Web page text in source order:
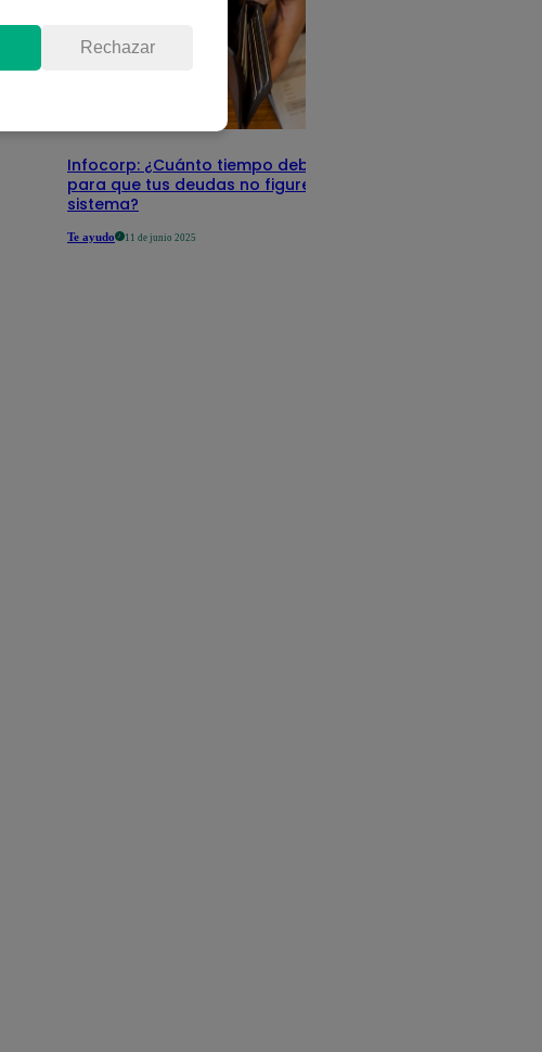
Infocorp: ¿Cuánto tiempo debe pasar
para que tus deudas no figuren en su
sistema?
Te ayudo 11 de junio 2025
Rechazar